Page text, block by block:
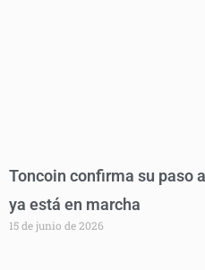
Toncoin confirma su paso
ya está en marcha
15 de junio de 2026